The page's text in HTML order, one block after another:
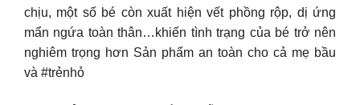
chịu, một số bé còn xuất hiện vết phồng rộp, dị ứng
mẩn ngứa toàn thân…khiến tình trạng của bé trở nên
nghiêm trọng hơn Sản phẩm an toàn cho cả mẹ bầu
và #trẻnhỏ